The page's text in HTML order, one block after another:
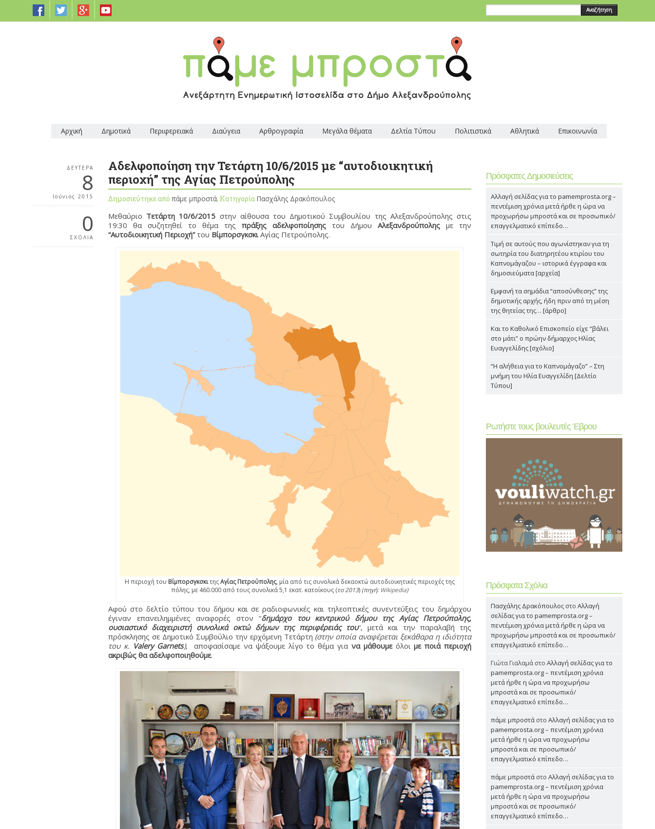
Αναζήτηση
Αρχική Δημοτικά Περιφερειακά Διαύγεια Αρθρογραφία Μεγάλα θέματα Δελτία Τύπου Πολιτιστικά Αθλητικά Επικοινωνία
ΔΕΥΤΈΡΑ
8
Ιούνιος 2015
0
ΣΧΟΛΙΑ
Αδελφοποίηση την Τετάρτη 10/6/2015 με “αυτοδιοικητική
περιοχή” της Αγίας Πετρούπολης
Δημοσιεύτηκε απόπάμε μπροστά, Κατηγορία Πασχάλης Δρακόπουλος
Μεθαύριο Τετάρτη 10/6/2015 στην αίθουσα του Δημοτικού Συμβουλίου της Αλεξανδρούπολης στις
19:30 θα συζητηθεί το θέμα της πράξης αδελφοποίησης του ΔήμουΑλεξανδρούπολης με την
“Αυτοδιοικητική Περιοχή”του Βίμπορσγκσκι Αγίας Πετρούπολης.
Η περιοχή του ΒίμπορσγκσκιτηςΑγίας Πετρούπολης, μία από τις συνολικά δεκαοκτώ αυτοδιοικητικές περιοχές της
πόλης, με 460.000 από τους συνολικά 5,1 εκατ. κατοίκους (το 2013) (πηγή: Wikipedia)
Αφού στο δελτίο τύπου του δήμου και σε ραδιοφωνικές και τηλεοπτικές συνεντεύξεις του δημάρχου
έγιναν επανειλημμένες αναφορές στον “δημάρχο του κεντρικού δήμου της Αγίας Πετρούπολης,
ουσιαστικό διαχειριστή συνολικά οκτώ δήμων της περιφέρειάς του“, μετά και την παραλαβή της
πρόσκλησης σε Δημοτικό Συμβούλιο την ερχόμενη Τετάρτη (στην οποία αναφέρεται ξεκάθαρα η ιδιότητα
του κ. Valery Garnets), αποφασίσαμε να ψάξουμε λίγο το θέμα για να μάθουμεόλοιμε ποιά περιοχή
ακριβώς θα αδελφοποιηθούμε.
Πρόσφατες Δημοσιεύσεις
Αλλαγή σελίδας για το pamemprosta.org –
πεντέμιση χρόνια μετά ήρθε η ώρα να
προχωρήσω μπροστά και σε προσωπικό/
επαγγελματικό επίπεδο…
Τιμή σε αυτούς που αγωνίστηκαν για τη
σωτηρία του διατηρητέου κτιρίου του
Καπνομάγαζου – ιστορικά έγγραφα και
δημοσιεύματα [αρχεία]
Εμφανή τα σημάδια “αποσύνθεσης” της
δημοτικής αρχής, ήδη πριν από τη μέση
της θητείας της… [άρθρο]
Και το Καθολικό Επισκοπείο είχε “βάλει
στο μάτι” ο πρώην δήμαρχος Ηλίας
Ευαγγελίδης [σχόλιο]
“Η αλήθεια για το Καπνομάγαζο” – Στη
μνήμη του Ηλία Ευαγγελίδη [Δελτίο
Τύπου]
Ρωτήστε τους βουλευτές Έβρου
Πρόσφατα Σχόλια
Πασχάλης Δρακόπουλος στο Αλλαγή
σελίδας για το pamemprosta.org –
πεντέμιση χρόνια μετά ήρθε η ώρα να
προχωρήσω μπροστά και σε προσωπικό/
επαγγελματικό επίπεδο…
Γιώτα Γιαλαμά στο Αλλαγή σελίδας για το
pamemprosta.org – πεντέμιση χρόνια
μετά ήρθε η ώρα να προχωρήσω
μπροστά και σε προσωπικό/
επαγγελματικό επίπεδο…
πάμε μπροστά στο Αλλαγή σελίδας για το
pamemprosta.org – πεντέμιση χρόνια
μετά ήρθε η ώρα να προχωρήσω
μπροστά και σε προσωπικό/
επαγγελματικό επίπεδο…
πάμε μπροστά στο Αλλαγή σελίδας για το
pamemprosta.org – πεντέμιση χρόνια
μετά ήρθε η ώρα να προχωρήσω
μπροστά και σε προσωπικό/
επαγγελματικό επίπεδο…